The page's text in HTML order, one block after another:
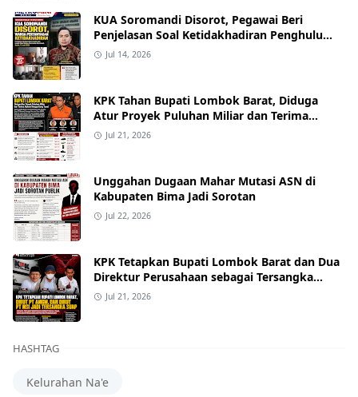
KUA Soromandi Disorot, Pegawai Beri
Penjelasan Soal Ketidakhadiran Penghulu
pada Akad Nikah Mualaf
Jul 14, 2026
KPK Tahan Bupati Lombok Barat, Diduga
Atur Proyek Puluhan Miliar dan Terima
Alphard hingga Uang Tunai
Jul 21, 2026
Unggahan Dugaan Mahar Mutasi ASN di
Kabupaten Bima Jadi Sorotan
Jul 22, 2026
KPK Tetapkan Bupati Lombok Barat dan Dua
Direktur Perusahaan sebagai Tersangka
Dugaan Suap Proyek
Jul 21, 2026
HASHTAG
Kelurahan Na'e